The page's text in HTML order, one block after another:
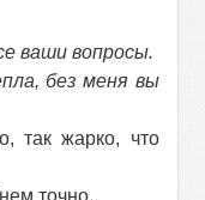
ваши вопросы.
без меня вы
так жарко, что
точно.